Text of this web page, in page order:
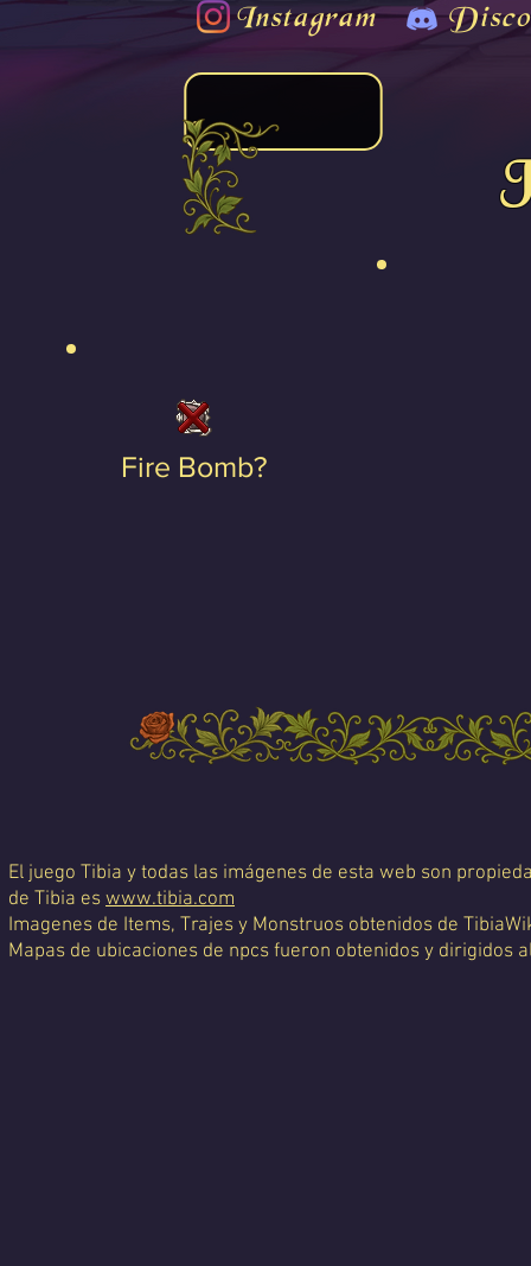
Instagram
Fire Bomb?
El juego Tibia y todas las imágenes de esta web son
de Tibia es www.tibia.com
Imagenes de Items, Trajes y Monstruos obtenidos de
Mapas de ubicaciones de npcs fueron obtenidos y dirigidos